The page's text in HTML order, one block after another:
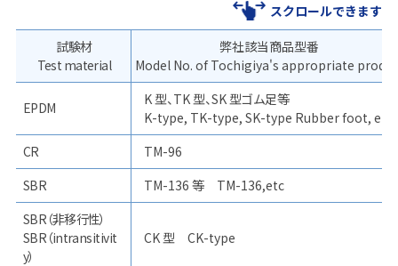
スクロールできます
試験材
Test material
弊社該当商品型番
Model No. of Tochigiya's appropriate
EPDM
K 型、TK 型、SK 型ゴム足等
K-type, TK-type, SK-type Rubber foot, etc
CR
TM-96
SBR
TM-136 等 TM-136,etc
SBR（非移行性）
SBR（intransitivit
y）
CK 型 CK-type